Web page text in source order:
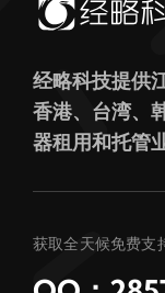
经略科技提供
香港、台湾、
器租用和托管
获取全天候免费支